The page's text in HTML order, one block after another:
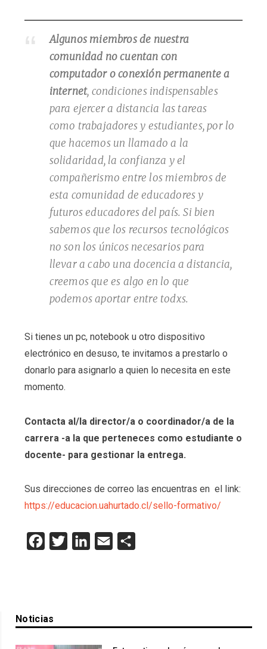
Algunos miembros de nuestra
comunidad no cuentan con
computador o conexión permanente a
internet, condiciones indispensables
para ejercer a distancia las tareas
como trabajadores y estudiantes, por lo
que hacemos un llamado a la
solidaridad, la confianza y el
compañerismo entre los miembros de
esta comunidad de educadores y
futuros educadores del país. Si bien
sabemos que los recursos tecnológicos
no son los únicos necesarios para
llevar a cabo una docencia a distancia,
creemos que es algo en lo que
podemos aportar entre todxs.
Si tienes un pc, notebook u otro dispositivo
electrónico en desuso, te invitamos a prestarlo o
donarlo para asignarlo a quien lo necesita en este
momento.
Contacta al/la director/a o coordinador/a de la
carrera -a la que perteneces como estudiante o
docente- para gestionar la entrega.
Sus direcciones de correo las encuentras en el link:
https://educacion.uahurtado.cl/sello-formativo/
Facebook
Twitter LinkedInEmail
Noticias